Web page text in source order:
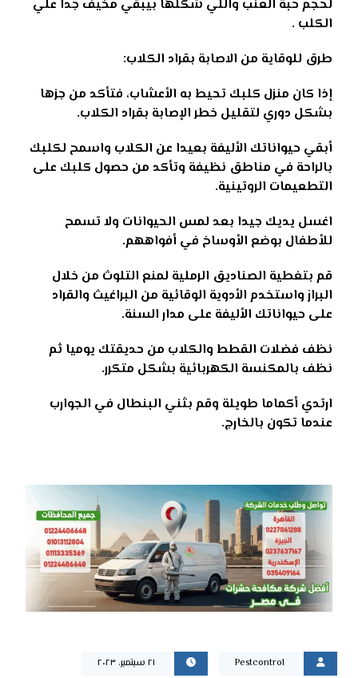
لحجم حبة العنب واللي شكلها بيبقي مخيف جدا علي
الكلب .
طرق للوقاية من الاصابة بقراد الكلاب:
إذا كان منزل كلبك تحيط به الأعشاب، فتأكد من جزها
بشكل دوري لتقليل خطر الإصابة بقراد الكلاب.
أبقي حيواناتك الأليفة بعيدا عن الكلاب واسمح لكلبك
بالراحة في مناطق نظيفة وتأكد من حصول كلبك على
التطعيمات الروتينية.
اغسل يديك جيدا بعد لمس الحيوانات ولا تسمح
للأطفال بوضع الأوساخ في أفواههم.
قم بتغطية الصناديق الرملية لمنع التلوث من خلال
البراز واستخدم الأدوية الوقائية من البراغيث والقراد
على حيواناتك الأليفة على مدار السنة.
نظف فضلات القطط والكلاب من حديقتك يوميا ثم
نظف بالمكنسة الكهربائية بشكل متكرر.
ارتدي أكماما طويلة وقم بثني البنطال في الجوارب
عندما تكون بالخارج.
Pestcontrol ٢١ سبتمبر، ٢٠٢٣